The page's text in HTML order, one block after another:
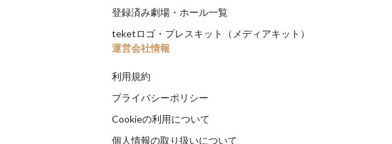
登録済み劇場・ホール一覧
teketロゴ・プレスキット（メディアキット）
運営会社情報
利用規約
プライバシーポリシー
Cookieの利用について
個人情報の取り扱いについて